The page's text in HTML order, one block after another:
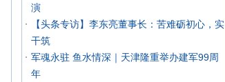
演
【头条专访】李东亮董事长：苦难砺初心，实
干筑
军魂永驻 鱼水情深｜天津隆重举办建军99周
年